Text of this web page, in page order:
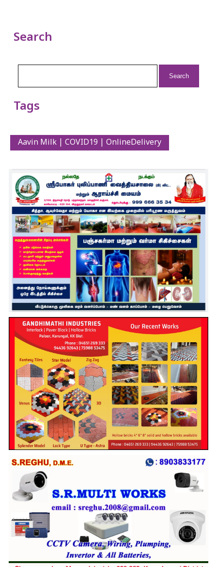
Search
Tags
Aavin Milk | COVID19 | OnlineDelivery